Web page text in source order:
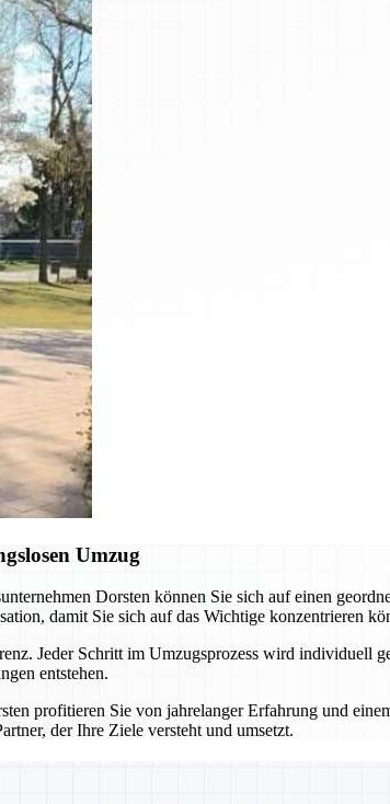
Umzug
Dorsten können Sie sich auf einen
damit Sie sich auf das Wichtige konzentrieren
Jeder Schritt im Umzugsprozess wird individuell
entstehen.
profitieren Sie von jahrelanger Erfahrung und
der Ihre Ziele versteht und umsetzt.